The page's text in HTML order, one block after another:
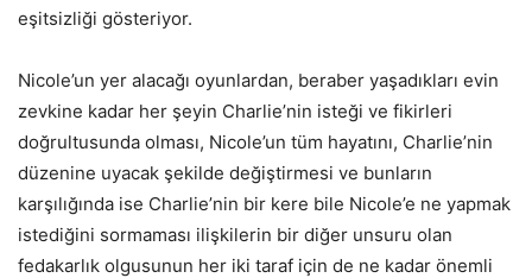
eşitsizliği gösteriyor.
Nicole’un yer alacağı oyunlardan, beraber yaşadıkları evin
zevkine kadar her şeyin Charlie’nin isteği ve fikirleri
doğrultusunda olması, Nicole’un tüm hayatını, Charlie’nin
düzenine uyacak şekilde değiştirmesi ve bunların
karşılığında ise Charlie’nin bir kere bile Nicole’e ne yapmak
istediğini sormaması ilişkilerin bir diğer unsuru olan
fedakarlık olgusunun her iki taraf için de ne kadar önemli